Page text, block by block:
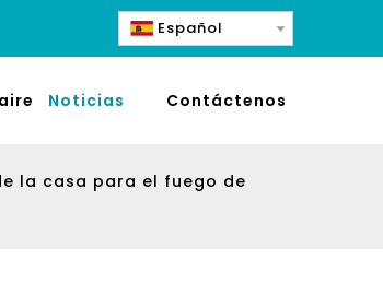
Español
Noticias Contáctenos
la casa para el fuego de